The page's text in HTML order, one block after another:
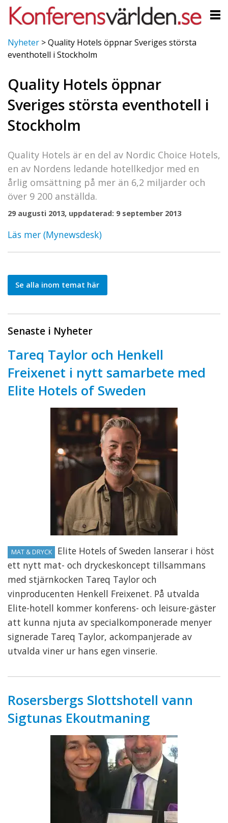
Nyheter >Quality Hotels öppnar Sveriges största
eventhotell i Stockholm
Quality Hotels öppnar
Sveriges största eventhotell i
Stockholm
Quality Hotels är en del av Nordic Choice Hotels,
en av Nordens ledande hotellkedjor med en
årlig omsättning på mer än 6,2 miljarder och
över 9 200 anställda.
29 augusti 2013, uppdaterad: 9 september 2013
Läs mer (Mynewsdesk)
Se alla inom temat här
Senaste i Nyheter
Tareq Taylor och Henkell
Freixenet i nytt samarbete med
Elite Hotels of Sweden
MAT & DRYCK
Elite Hotels of Sweden lanserar i höst
ett nytt mat- och dryckeskoncept tillsammans
med stjärnkocken Tareq Taylor och
vinproducenten Henkell Freixenet. På utvalda
Elite-hotell kommer konferens- och leisure-gäster
att kunna njuta av specialkomponerade menyer
signerade Tareq Taylor, ackompanjerade av
utvalda viner ur hans egen vinserie.
Rosersbergs Slottshotell vann
Sigtunas Ekoutmaning